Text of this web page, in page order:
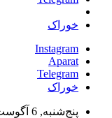
خوراک
Instagram
Aparat
Telegram
خوراک
پنج‌شنبه, 6 آگوست, 2026